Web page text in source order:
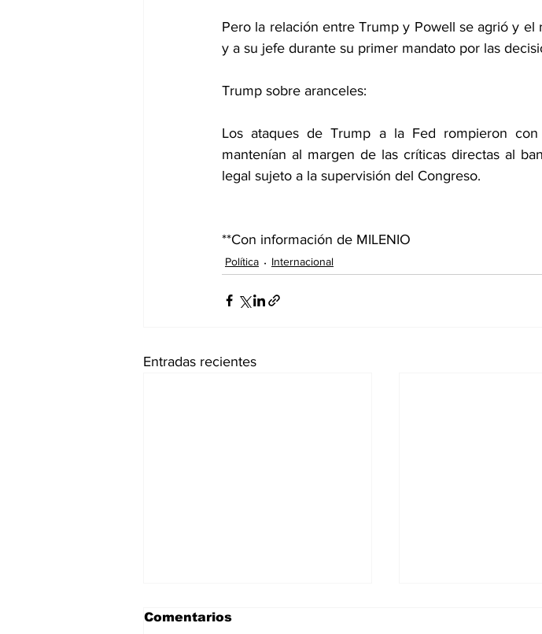
Pero la relación entre Trump y Powell se agrió y
y a su jefe durante su primer mandato por las
Trump sobre aranceles:
Los ataques de Trump a la Fed rompieron
mantenían al margen de las críticas directas al
legal sujeto a la supervisión del Congreso.
**Con información de MILENIO
Política Internacional
Entradas recientes
Comentarios